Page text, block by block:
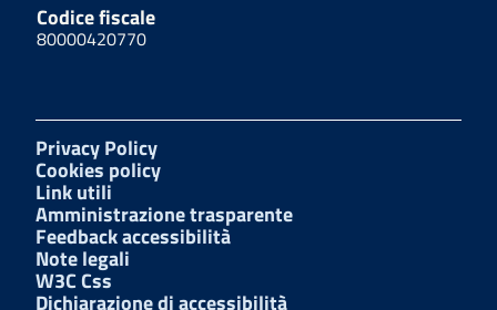
Codice fiscale
80000420770
Privacy Policy
Cookies policy
Link utili
Amministrazione trasparente
Feedback accessibilità
Note legali
W3C Css
Dichiarazione di accessibilità